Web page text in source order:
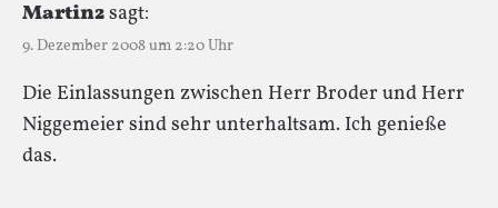
Martin2sagt:
9. Dezember 2008 um 2:20 Uhr
Die Einlassungen zwischen Herr Broder und Herr
Niggemeier sind sehr unterhaltsam. Ich genieße
das.